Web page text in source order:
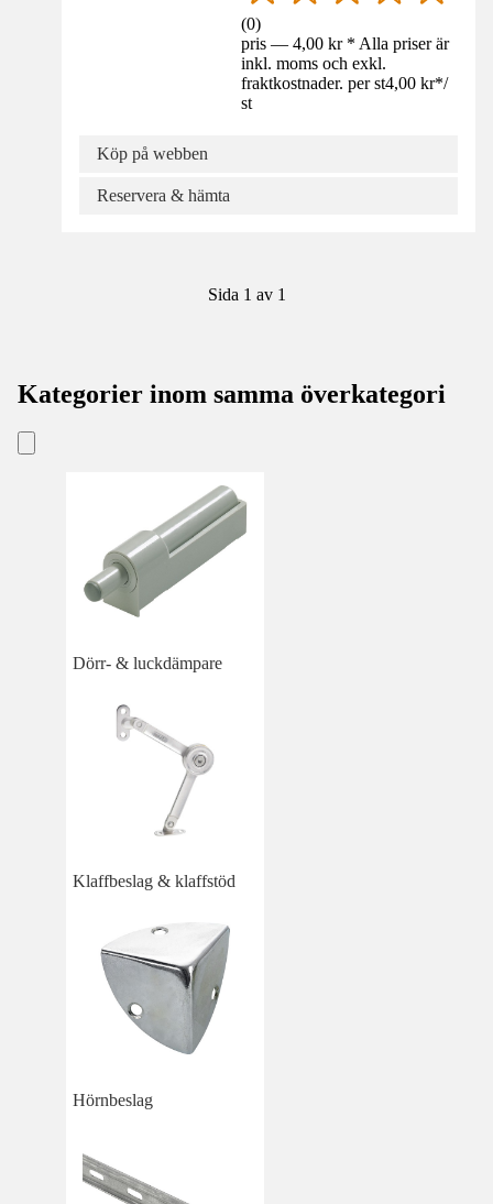
(0)
pris — 4,00 kr * Alla priser är
inkl. moms och exkl.
fraktkostnader. per st4,00 kr*/
st
Köp på webben
Reservera & hämta
Sida 1 av 1
Kategorier inom samma överkategori
Dörr- & luckdämpare
Klaffbeslag & klaffstöd
Hörnbeslag